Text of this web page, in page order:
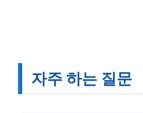
자주 하는 질문